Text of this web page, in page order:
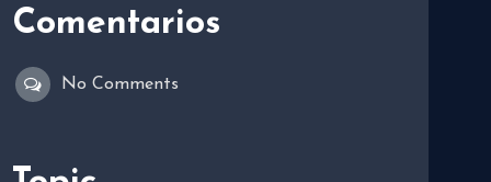
Comentarios
No Comments